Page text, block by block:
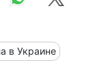
в Украине